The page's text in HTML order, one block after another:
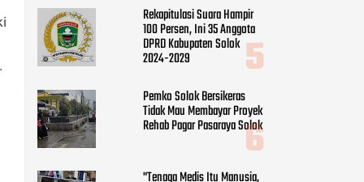
Rekapitulasi Suara Hampir
100 Persen, Ini 35 Anggota
DPRD Kabupaten Solok
2024-2029
Pemko Solok Bersikeras
Tidak Mau Membayar Proyek
Rehab Pagar Pasaraya Solok